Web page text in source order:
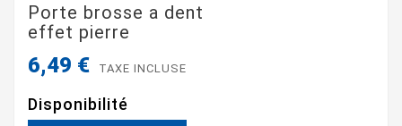
Porte brosse a dent
effet pierre
6,49 € TAXE INCLUSE
Disponibilité